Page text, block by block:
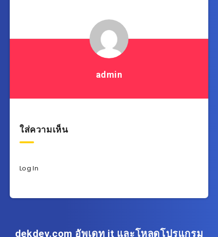
admin
ใส่ความเห็น
Log In
dekdev.com อัพเดท it และโหลดโปรแกรม